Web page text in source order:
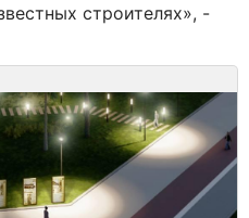
строителях», -